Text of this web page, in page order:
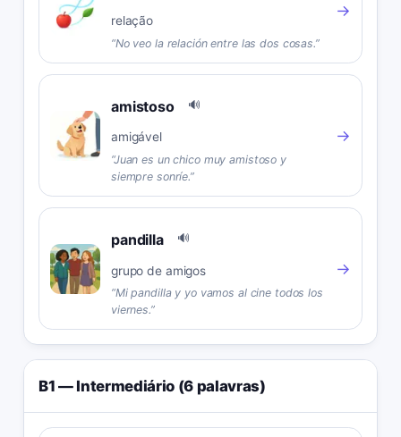
relação
“No veo la relación entre las dos cosas.”
→
amistoso 🔊
amigável
“Juan es un chico muy amistoso y
siempre sonríe.”
→
pandilla 🔊
grupo de amigos
“Mi pandilla y yo vamos al cine todos los
viernes.”
→
B1 — Intermediário (6 palavras)